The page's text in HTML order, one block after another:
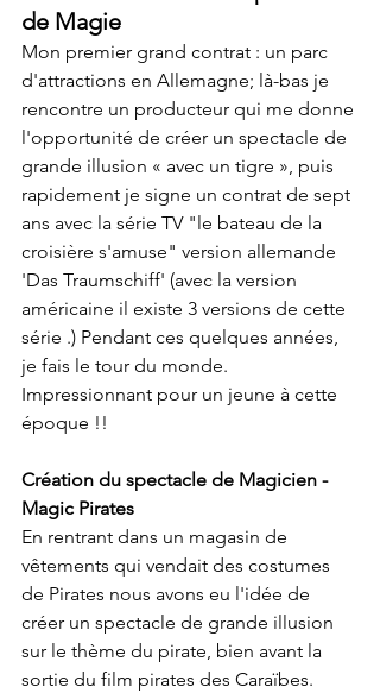
de Magie
Mon premier grand contrat : un parc
d'attractions en Allemagne; là-bas je
rencontre un producteur qui me donne
l'opportunité de créer un spectacle de
grande illusion « avec un tigre », puis
rapidement je signe un contrat de sept
ans avec la série TV "le bateau de la
croisière s'amuse" version allemande
'Das Traumschiff' (avec la version
américaine il existe 3 versions de cette
série .) Pendant ces quelques années,
je fais le tour du monde.
Impressionnant pour un jeune à cette
époque !!
Création du spectacle de Magicien -
Magic Pirates
En rentrant dans un magasin de
vêtements qui vendait des costumes
de Pirates nous avons eu l'idée de
créer un spectacle de grande illusion
sur le thème du pirate, bien avant la
sortie du film pirates des Caraïbes.